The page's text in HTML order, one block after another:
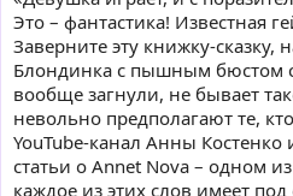
Это – фантастика! Известная
Заверните эту книжку-сказку,
Блондинка с пышным бюстом
вообще загнули, не бывает
невольно предполагают те,
YouTube-канал Анны Костенко
статьи о Annet Nova – одном
каждое из этих слов имеет